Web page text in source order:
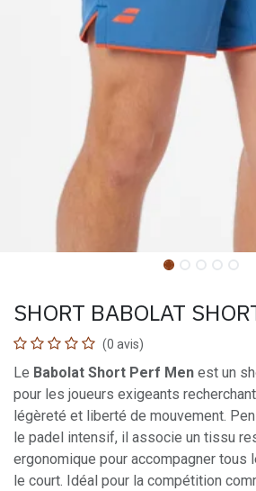
SHORT BABOLAT
(0 avis)
Le Babolat Short Perf Men est un
pour les joueurs exigeants
légèreté et liberté de mouvement.
le padel intensif, il associe un tissu
ergonomique pour accompagner tous
le court. Idéal pour la compétition